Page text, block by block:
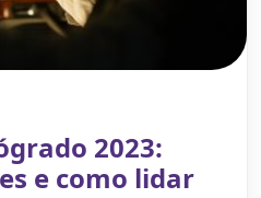
2023:
e como lidar